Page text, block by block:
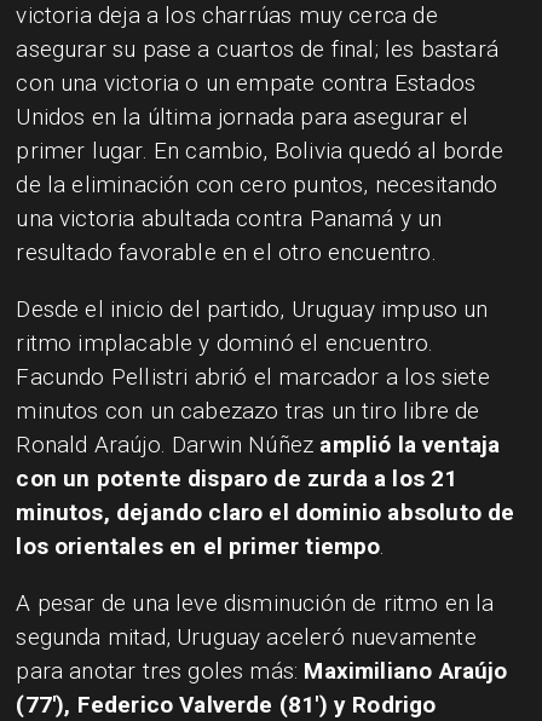
victoria deja a los charrúas muy cerca de
asegurar su pase a cuartos de final; les bastará
con una victoria o un empate contra Estados
Unidos en la última jornada para asegurar el
primer lugar. En cambio, Bolivia quedó al borde
de la eliminación con cero puntos, necesitando
una victoria abultada contra Panamá y un
resultado favorable en el otro encuentro.
Desde el inicio del partido, Uruguay impuso un
ritmo implacable y dominó el encuentro.
Facundo Pellistri abrió el marcador a los siete
minutos con un cabezazo tras un tiro libre de
Ronald Araújo. Darwin Núñez amplió la ventaja
con un potente disparo de zurda a los 21
minutos, dejando claro el dominio absoluto de
los orientales en el primer tiempo.
A pesar de una leve disminución de ritmo en la
segunda mitad, Uruguay aceleró nuevamente
para anotar tres goles más: Maximiliano Araújo
(77'), Federico Valverde (81') y Rodrigo